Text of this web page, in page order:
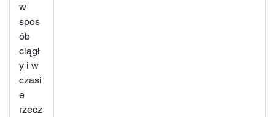
w
spos
ób
ciągł
y i w
czasi
e
rzecz